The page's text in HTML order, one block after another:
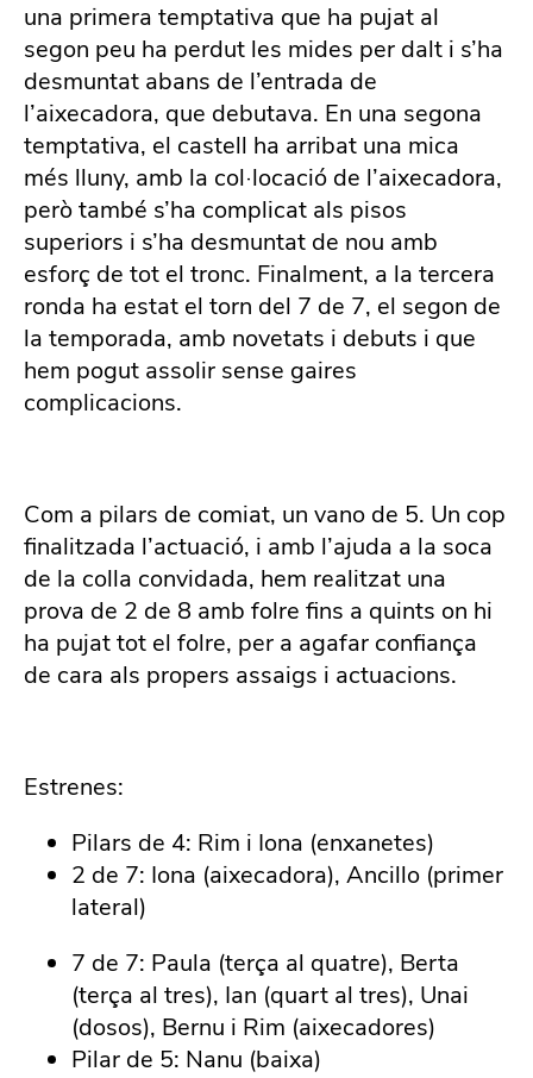
una primera temptativa que ha pujat al
segon peu ha perdut les mides per dalt i s’ha
desmuntat abans de l’entrada de
l’aixecadora, que debutava. En una segona
temptativa, el castell ha arribat una mica
més lluny, amb la col·locació de l’aixecadora,
però també s’ha complicat als pisos
superiors i s’ha desmuntat de nou amb
esforç de tot el tronc. Finalment, a la tercera
ronda ha estat el torn del 7 de 7, el segon de
la temporada, amb novetats i debuts i que
hem pogut assolir sense gaires
complicacions.
Com a pilars de comiat, un vano de 5. Un cop
finalitzada l’actuació, i amb l’ajuda a la soca
de la colla convidada, hem realitzat una
prova de 2 de 8 amb folre fins a quints on hi
ha pujat tot el folre, per a agafar confiança
de cara als propers assaigs i actuacions.
Estrenes:
Pilars de 4: Rim i Iona (enxanetes)
2 de 7: Iona (aixecadora), Ancillo (primer
lateral)
7 de 7: Paula (terça al quatre), Berta
(terça al tres), Ian (quart al tres), Unai
(dosos), Bernu i Rim (aixecadores)
Pilar de 5: Nanu (baixa)